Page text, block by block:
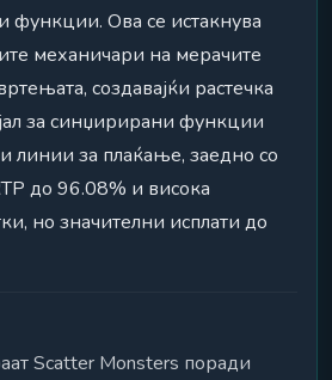
функции. Ова се истакнува
механичари на мерачите
создавајќи растечка
за синџирирани функции
линии за плаќање, заедно со
до 96.08% и висока
но значителни исплати до
Scatter Monsters поради